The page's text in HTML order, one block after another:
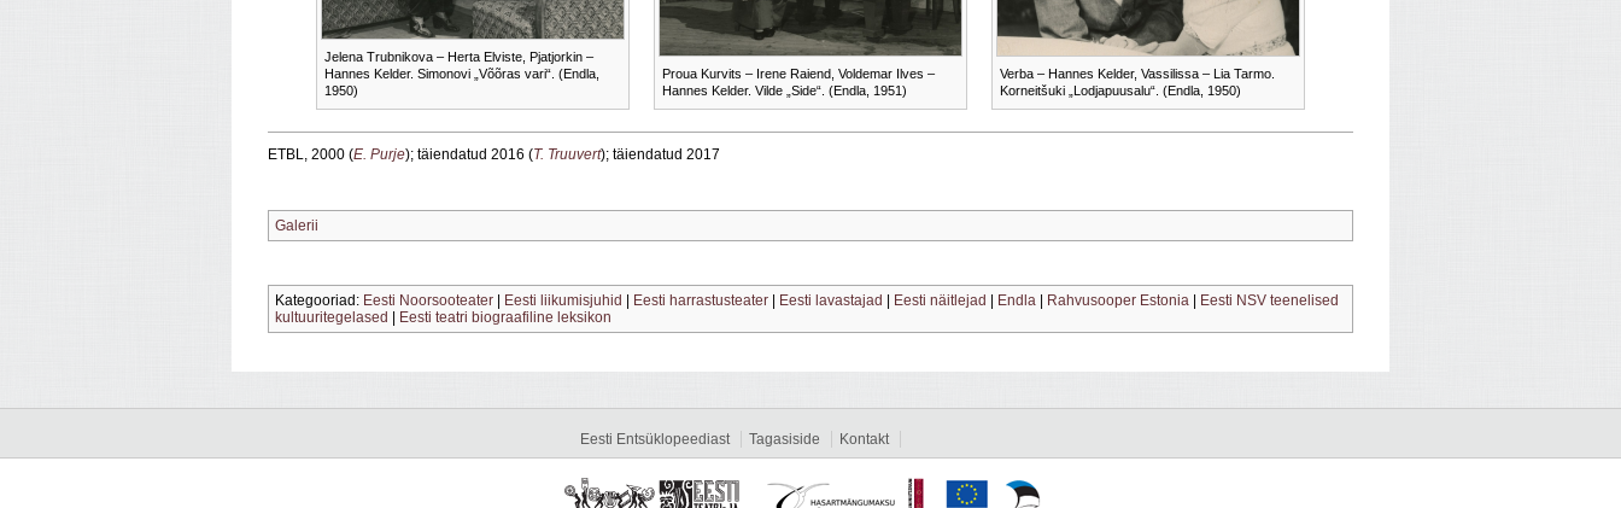
Jelena Trubnikova – Herta Elviste, Pjatjorkin –
Hannes Kelder. Simonovi „Võõras vari“. (Endla,
1950)
Proua Kurvits – Irene Raiend, Voldemar Ilves –
Hannes Kelder. Vilde „Side“. (Endla, 1951)
Verba – Hannes Kelder, Vassilissa – Lia Tarmo.
Korneitšuki „Lodjapuusalu“. (Endla, 1950)
ETBL, 2000 (E. Purje); täiendatud 2016 (T. Truuvert); täiendatud 2017
Galerii
Kategooriad: Eesti Noorsooteater Eesti liikumisjuhid Eesti harrastusteater Eesti lavastajad Eesti näitlejad Endla Rahvusooper Estonia
Eesti NSV teenelised
kultuuritegelased
Eesti teatri biograafiline leksikon
Eesti Entsüklopeediast Tagasiside Kontakt